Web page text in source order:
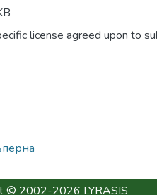
license agreed upon to
© 2002-2026 LYRASIS